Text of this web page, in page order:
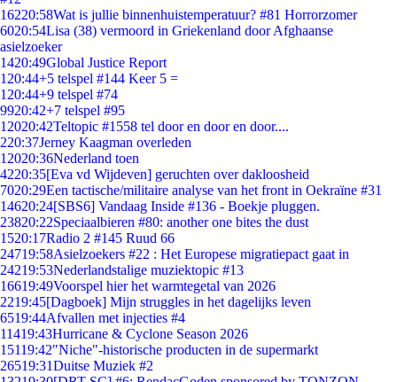
16220:58Wat is jullie binnenhuistemperatuur? #81 Horrorzomer
6020:54Lisa (38) vermoord in Griekenland door Afghaanse
asielzoeker
1420:49Global Justice Report
1 20:44+5 telspel #144 Keer 5 =
1 20:44+9 telspel #74
9920:42+7 telspel #95
12020:42Teltopic #1558 tel door en door en door....
220:37Jerney Kaagman overleden
12020:36Nederland toen
4220:35[Eva vd Wijdeven] geruchten over dakloosheid
7020:29Een tactische/militaire analyse van het front in Oekraïne #31
14620:24[SBS6] Vandaag Inside #136 - Boekje pluggen.
23820:22Speciaalbieren #80: another one bites the dust
1520:17Radio 2 #145 Ruud 66
24719:58Asielzoekers #22 : Het Europese migratiepact gaat in
24219:53Nederlandstalige muziektopic #13
16619:49Voorspel hier het warmtegetal van 2026
2219:45[Dagboek] Mijn struggles in het dagelijks leven
6519:44Afvallen met injecties #4
11419:43Hurricane & Cyclone Season 2026
15119:42"Niche"-historische producten in de supermarkt
26519:31Duitse Muziek #2